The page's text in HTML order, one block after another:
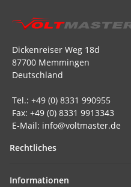
Dickenreiser Weg 18d
87700 Memmingen
Deutschland
Tel.: +49 (0) 8331 990955
Fax: +49 (0) 8331 9913343
E-Mail: info@voltmaster.de
Rechtliches
Informationen